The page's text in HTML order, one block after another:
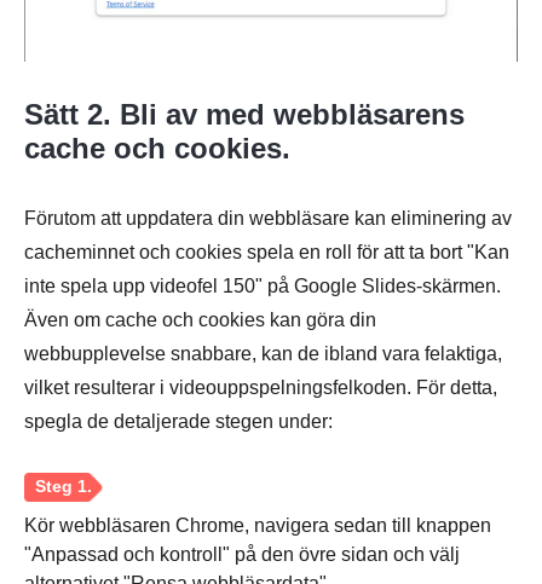
Sätt 2. Bli av med webbläsarens
cache och cookies.
Förutom att uppdatera din webbläsare kan eliminering av
cacheminnet och cookies spela en roll för att ta bort "Kan
inte spela upp videofel 150" på Google Slides-skärmen.
Även om cache och cookies kan göra din
webbupplevelse snabbare, kan de ibland vara felaktiga,
vilket resulterar i videouppspelningsfelkoden. För detta,
spegla de detaljerade stegen under:
Kör webbläsaren Chrome, navigera sedan till knappen
"Anpassad och kontroll" på den övre sidan och välj